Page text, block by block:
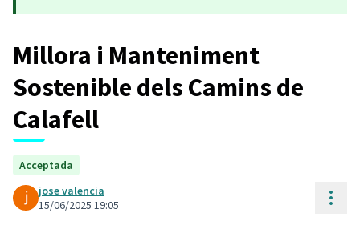
Millora i Manteniment
Sostenible dels Camins de
Calafell
Acceptada
jose valencia
15/06/2025 19:05